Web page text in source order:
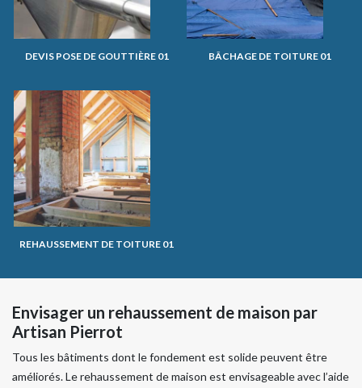
DEVIS POSE DE GOUTTIÈRE 01 BÂCHAGE DE TOITURE 01
REHAUSSEMENT DE TOITURE 01
Envisager un rehaussement de maison par
Artisan Pierrot
Tous les bâtiments dont le fondement est solide peuvent être
améliorés. Le rehaussement de maison est envisageable avec l’aide